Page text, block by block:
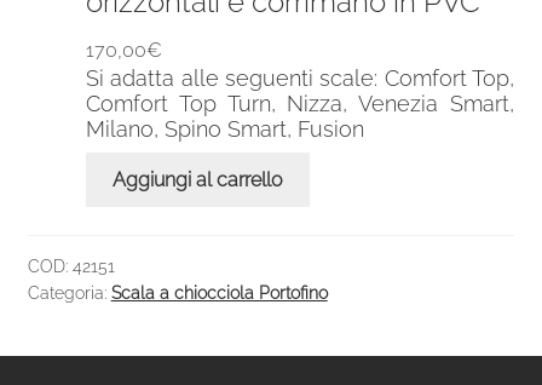
170,00€
Si adatta alle seguenti scale: Comfort Top,
Comfort Top Turn, Nizza, Venezia Smart,
Milano, Spino Smart, Fusion
Aggiungi al carrello
COD: 42151
Categoria: Scala a chiocciola Portofino